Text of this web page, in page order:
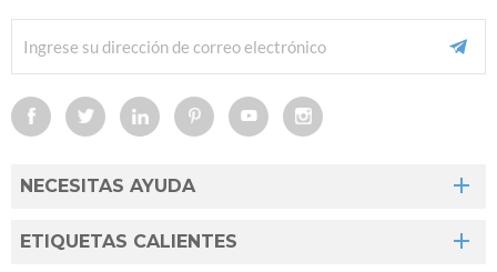
NECESITAS AYUDA
ETIQUETAS CALIENTES